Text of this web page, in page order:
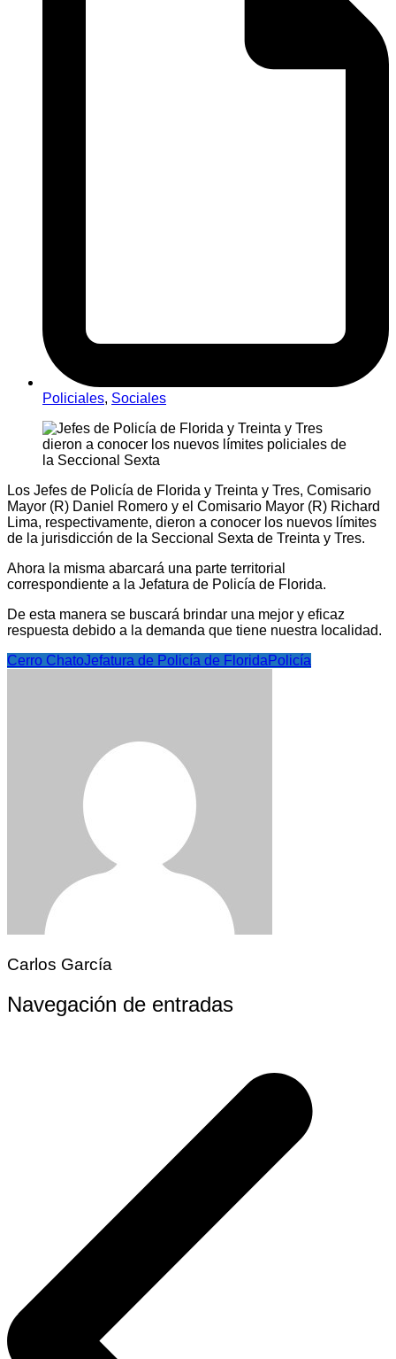
Policiales, Sociales
Los Jefes de Policía de Florida y Treinta y Tres, Comisario
Mayor (R) Daniel Romero y el Comisario Mayor (R) Richard
Lima, respectivamente, dieron a conocer los nuevos límites
de la jurisdicción de la Seccional Sexta de Treinta y Tres.
Ahora la misma abarcará una parte territorial
correspondiente a la Jefatura de Policía de Florida.
De esta manera se buscará brindar una mejor y eficaz
respuesta debido a la demanda que tiene nuestra localidad.
Cerro ChatoJefatura de Policía de FloridaPolicía
Carlos García
Navegación de entradas